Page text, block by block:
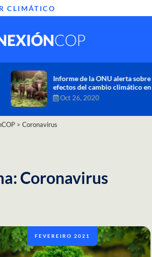
CLIMÁTICO
Informe de la ONU alerta sobre graves
efectos del cambio climático en África
Oct 26, 2020
> Coronavirus
Coronavirus
FEVEREIRO 2021